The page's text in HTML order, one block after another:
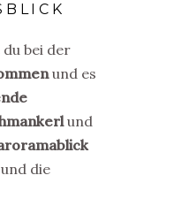
bei der
und es
und
und die